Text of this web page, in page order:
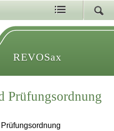
REVOSax
Prüfungsordnung